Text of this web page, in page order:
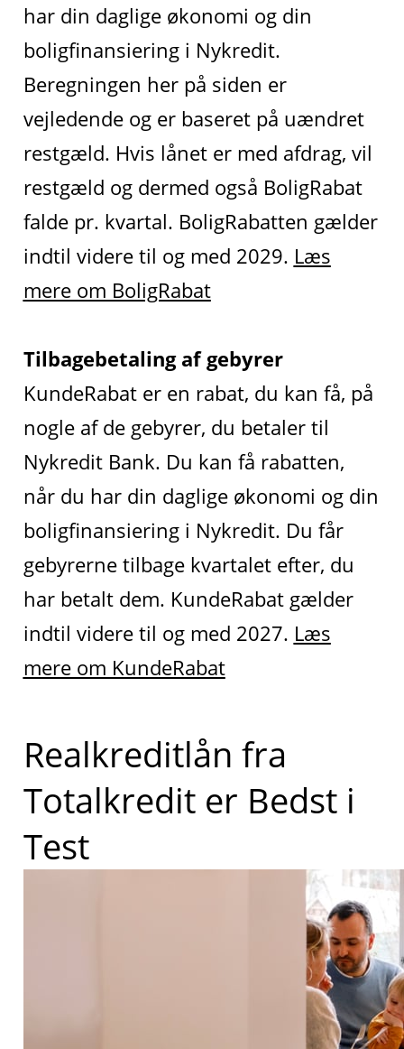
har din daglige økonomi og din
boligfinansiering i Nykredit.
Beregningen her på siden er
vejledende og er baseret på uændret
restgæld. Hvis lånet er med afdrag, vil
restgæld og dermed også BoligRabat
falde pr. kvartal. BoligRabatten gælder
indtil videre til og med 2029. Læs
mere om BoligRabat
Tilbagebetaling af gebyrer
KundeRabat er en rabat, du kan få, på
nogle af de gebyrer, du betaler til
Nykredit Bank. Du kan få rabatten,
når du har din daglige økonomi og din
boligfinansiering i Nykredit. Du får
gebyrerne tilbage kvartalet efter, du
har betalt dem. KundeRabat gælder
indtil videre til og med 2027. Læs
mere om KundeRabat
Realkreditlån fra
Totalkredit er Bedst i
Test